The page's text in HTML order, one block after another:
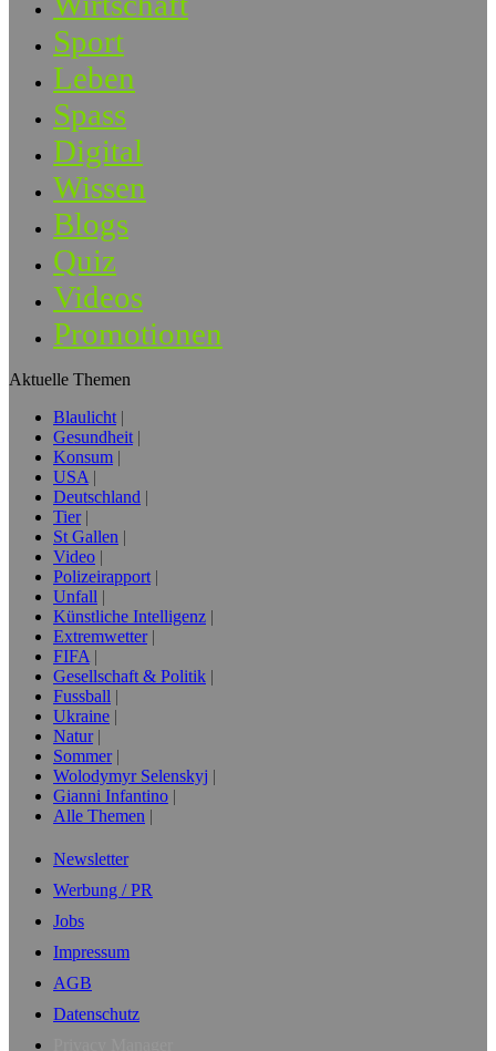
Sport
Leben
Spass
Digital
Wissen
Blogs
Quiz
Videos
Promotionen
Aktuelle Themen
Blaulicht
Gesundheit
Konsum
USA
Deutschland
Tier
St Gallen
Video
Polizeirapport
Unfall
Künstliche Intelligenz
Extremwetter
FIFA
Gesellschaft & Politik
Fussball
Ukraine
Natur
Sommer
Wolodymyr Selenskyj
Gianni Infantino
Alle Themen
Newsletter
Werbung / PR
Jobs
Impressum
AGB
Datenschutz